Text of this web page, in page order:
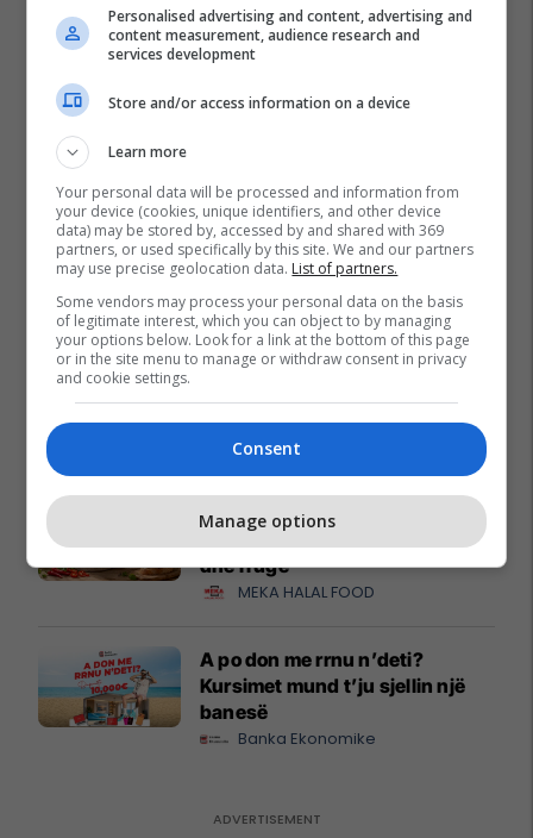
Promo
Konkurset e javës në Telegrafi
Jobs: Mundësi të reja për
zhvillimin tuaj profesional
Telegrafi Jobs
IPKO, Sponsor i Artë i DokuFest
frymëzon gjeneratën e re të
krijuesve
IPKO
Pashtetat MEKA - zgjedhje
dhe rrugë
MEKA HALAL FOOD
A po don me rrnu n’deti?
Kursimet mund t’ju sjellin një
banesë
Banka Ekonomike
Personalised advertising and content, advertising and
content measurement, audience research and
services development
Store and/or access information on a device
Learn more
Your personal data will be processed and information from
your device (cookies, unique identifiers, and other device
data) may be stored by, accessed by and shared with 369
partners, or used specifically by this site. We and our partners
may use precise geolocation data. List of partners.
Some vendors may process your personal data on the basis
of legitimate interest, which you can object to by managing
your options below. Look for a link at the bottom of this page
or in the site menu to manage or withdraw consent in privacy
and cookie settings.
Consent
Manage options